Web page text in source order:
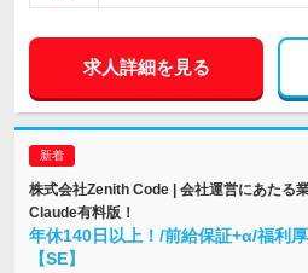
求人詳細を見る
株式会社Zenith Code | 会社運営にあたる
Claude有料版！
年休140日以上！/前給保証+α/福利
【SE】